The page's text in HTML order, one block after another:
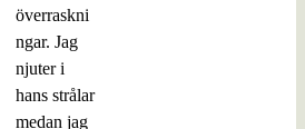
överraskni
ngar. Jag
njuter i
hans strålar
medan jag